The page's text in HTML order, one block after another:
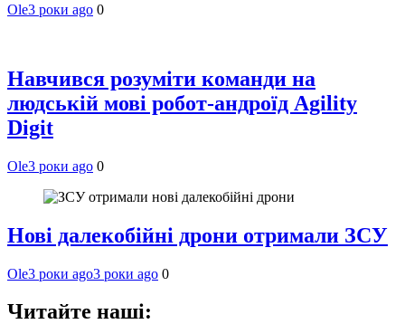
Ole3 роки ago 0
Навчився розуміти команди на
людській мові робот-андроїд Agility
Digit
Ole3 роки ago 0
Нові далекобійні дрони отримали ЗСУ
Ole3 роки ago3 роки ago 0
Читайте наші: